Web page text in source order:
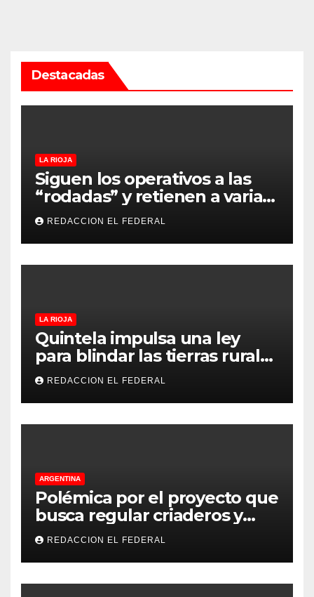
Destacadas
LA RIOJA
Siguen los operativos a las
“rodadas” y retienen a varias
motocicletas
REDACCION EL FEDERAL
LA RIOJA
Quintela impulsa una ley
para blindar las tierras rurales
de La Rioja: cuáles son los
principales puntos
REDACCION EL FEDERAL
ARGENTINA
Polémica por el proyecto que
busca regular criaderos y
refugios de perros y gatos:
denuncian excesos, mientras
proteccionistas reclaman
controles más duros
REDACCION EL FEDERAL